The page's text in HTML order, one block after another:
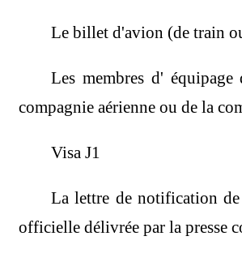
Le billet d'avion (de train
Les membres d'
compagnie aérienne ou de la
Visa J1
La lettre de notification
officielle délivrée par la presse